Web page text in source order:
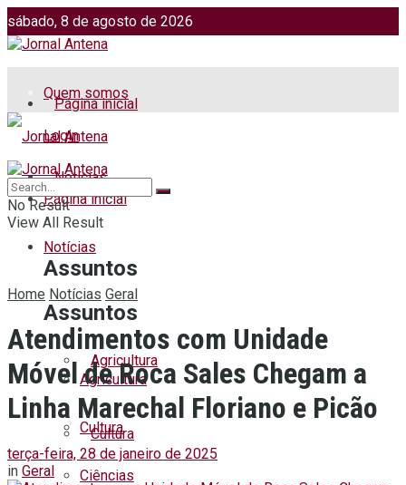
sábado, 8 de agosto de 2026
Jornalismo: (51) 98599 2486
Quem somos
Login
Página inicial
Notícias
Assuntos
Agricultura
Cultura
Página inicial
Notícias
Assuntos
Agricultura
Cultura
Ciências
No Result
View All Result
Home Notícias Geral
Atendimentos com Unidade
Móvel de Roca Sales Chegam a
Linha Marechal Floriano e Picão
terça-feira, 28 de janeiro de 2025
in Geral